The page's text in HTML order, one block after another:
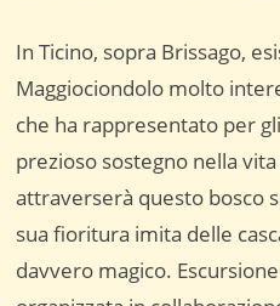
In Ticino, sopra Brissago,
Maggiociondolo molto
che ha rappresentato per
prezioso sostegno nella
attraverserà questo bosco
sua fioritura imita delle
davvero magico.